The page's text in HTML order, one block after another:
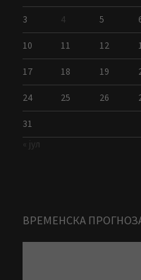
3 4 5
10 11 12
17 18 19
24 25 26
31
« јул
ВРЕМЕНСКА